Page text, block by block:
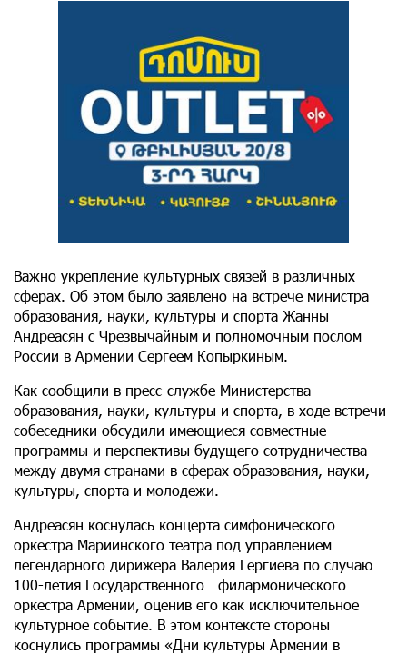
Важно укрепление культурных связей в различных
сферах. Об этом было заявлено на встрече министра
образования, науки, культуры и спорта Жанны
Андреасян с Чрезвычайным и полномочным послом
России в Армении Сергеем Копыркиным.
Как сообщили в пресс-службе Министерства
образования, науки, культуры и спорта, в ходе встречи
собеседники обсудили имеющиеся совместные
программы и перспективы будущего сотрудничества
между двумя странами в сферах образования, науки,
культуры, спорта и молодежи.
Андреасян коснулась концерта симфонического
оркестра Мариинского театра под управлением
легендарного дирижера Валерия Гергиева по случаю
100-летия Государственного филармонического
оркестра Армении, оценив его как исключительное
культурное событие. В этом контексте стороны
коснулись программы «Дни культуры Армении в